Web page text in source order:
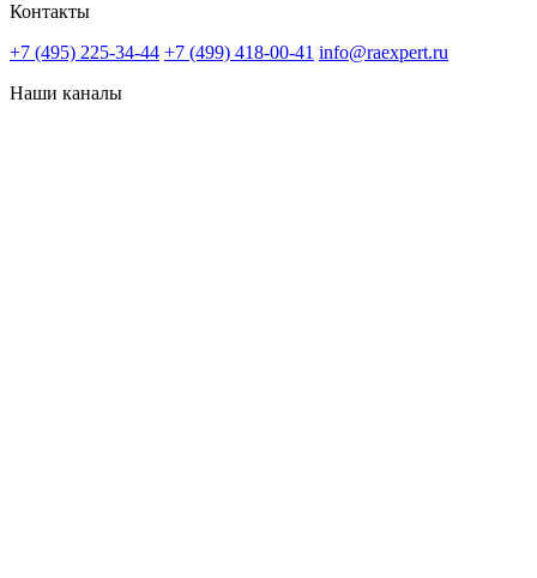
Контакты
+7 (495) 225-34-44 +7 (499) 418-00-41 info@raexpert.ru
Наши каналы